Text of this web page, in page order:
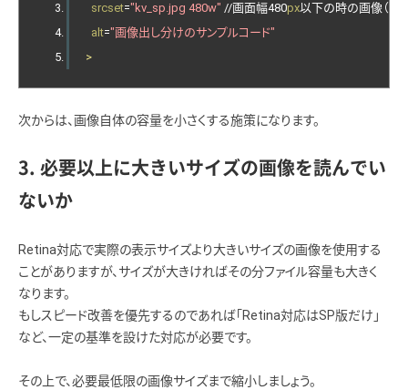
srcset="kv_sp.jpg 480w" //画面幅480px以下の時の画像（
alt="画像出し分けのサンプルコード"
>
次からは、画像自体の容量を小さくする施策になります。
3. 必要以上に大きいサイズの画像を読んでい
ないか
Retina対応で実際の表示サイズより大きいサイズの画像を使用する
ことがありますが、サイズが大きければその分ファイル容量も大きく
なります。
もしスピード改善を優先するのであれば「Retina対応はSP版だけ」
など、一定の基準を設けた対応が必要です。
その上で、必要最低限の画像サイズまで縮小しましょう。